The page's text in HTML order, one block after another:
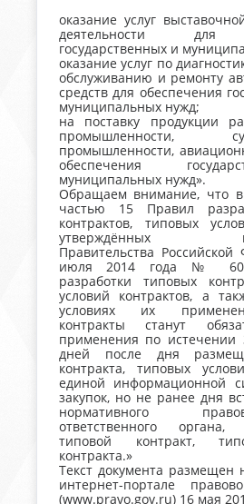
оказание услуг
деятельности для
государственных и
оказание услуг по
обслуживанию и ремонту
средств для обеспечения
муниципальных нужд;
на поставку продукции
промышленности,
промышленности,
обеспечения
муниципальных нужд».
Обращаем внимание, что в
частью 15 Правил
контрактов, типовых
утверждённых
Правительства
июля 2014 года №
разработки типовых
условий контрактов, а
условиях их
контракты станут
применения по истечении
дней после дня
контракта, типовых
единой информационной
закупок, но не ранее дня
нормативного
ответственного органа,
типовой контракт,
контракта.»
Текст документа размещен
интернет-портале
(www.pravo.gov.ru) 16 мая